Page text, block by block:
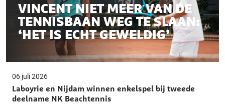
VINCENT NIET MEER VAN DE
TENNISBAAN WEG TE SLAAN:
‘HET IS ECHT GEWELDIG’
06 juli 2026
Laboyrie en Nijdam winnen enkelspel bij tweede
deelname NK Beachtennis